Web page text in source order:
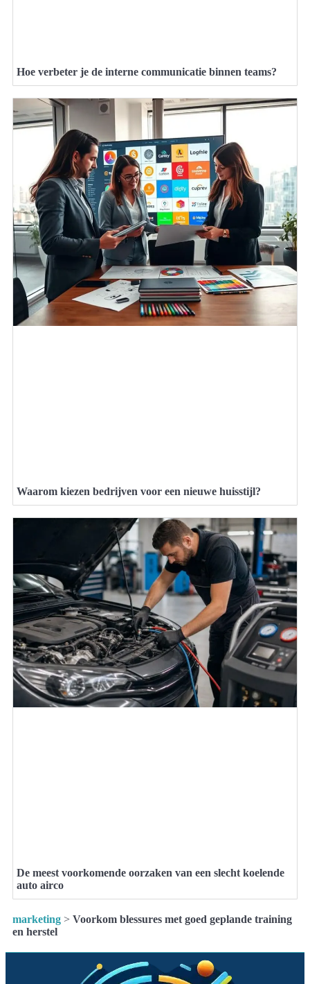
Hoe verbeter je de interne communicatie binnen teams?
Waarom kiezen bedrijven voor een nieuwe huisstijl?
De meest voorkomende oorzaken van een slecht koelende
auto airco
marketing > Voorkom blessures met goed geplande training
en herstel